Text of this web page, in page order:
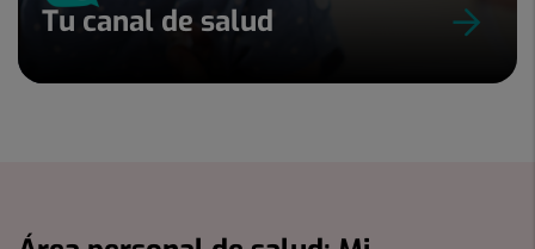
Tu canal de salud